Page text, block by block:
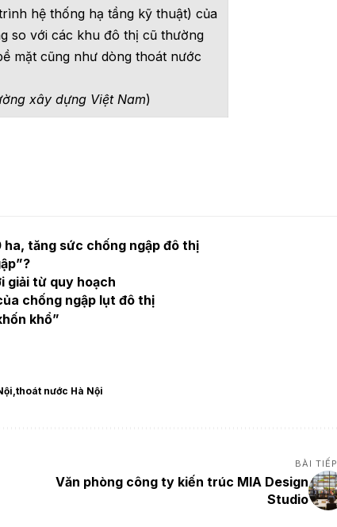
hệ thống hạ tầng kỹ thuật) của
so với các khu đô thị cũ thường
mặt cũng như dòng thoát nước
xây dựng Việt Nam)
ha, tăng sức chống ngập đô thị
giải từ quy hoạch
chống ngập lụt đô thị
khổ”
thoát nước Hà Nội
BÀI TIẾP
Văn phòng công ty kiến trúc MIA Design
Studio